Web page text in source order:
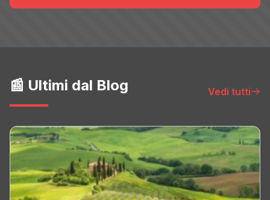
📰 Ultimi dal Blog Vedi tutti